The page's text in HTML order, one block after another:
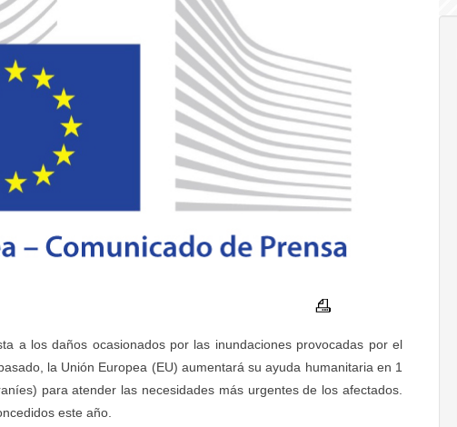
a los daños ocasionados por las inundaciones provocadas por el
la Unión Europea (EU) aumentará su ayuda humanitaria en 1
para atender las necesidades más urgentes de los afectados.
este año.